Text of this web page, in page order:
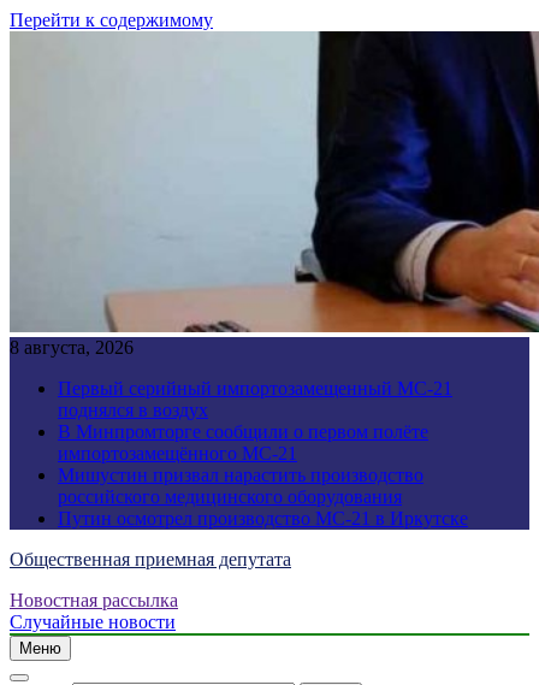
Перейти к содержимому
8 августа, 2026
Первый серийный импортозамещенный МС-21
поднялся в воздух
В Минпромторге сообщили о первом полёте
импортозамещённого МС-21
Мишустин призвал нарастить производство
российского медицинского оборудования
Путин осмотрел производство МС-21 в Иркутске
Общественная приемная депутата
Новостная рассылка
Случайные новости
Меню